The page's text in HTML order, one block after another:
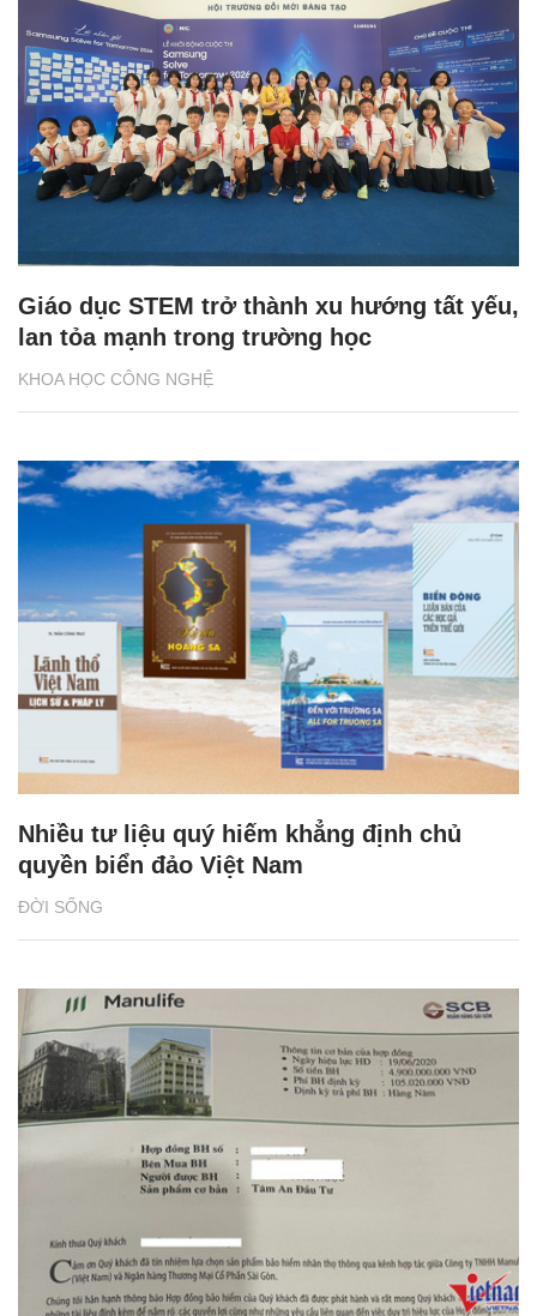
KHOA HỌC CÔNG NGHỆ
Giáo dục STEM trở thành xu hướng tất yếu,
lan tỏa mạnh trong trường học
ĐỜI SỐNG
Nhiều tư liệu quý hiếm khẳng định chủ
quyền biển đảo Việt Nam